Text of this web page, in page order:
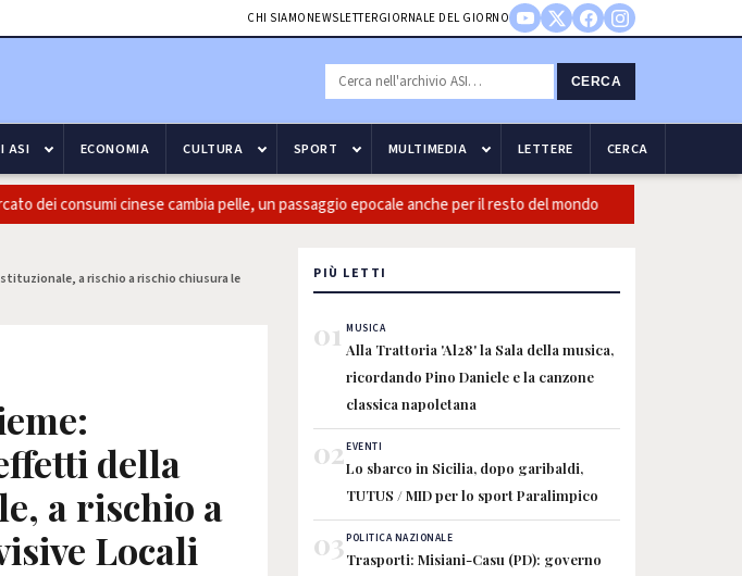
CHI SIAMO NEWSLETTERGIORNALE DEL GIORNO
CERCA
ASI ECONOMIA CULTURA SPORT MULTIMEDIA LETTERE CERCA
dei consumi cinese cambia pelle, un passaggio epocale anche per il resto del mondo
a rischio a rischio chiusura le
della
a rischio a
Locali
PIÙ LETTI
01 MUSICA
Alla Trattoria 'Al28' la Sala della musica,
ricordando Pino Daniele e la canzone
classica napoletana
02EVENTI
Lo sbarco in Sicilia, dopo garibaldi,
TUTUS / MID per lo sport Paralimpico
03POLITICA NAZIONALE
Trasporti: Misiani-Casu (PD): governo